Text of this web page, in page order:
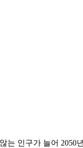
는 인구가 늘어 2050